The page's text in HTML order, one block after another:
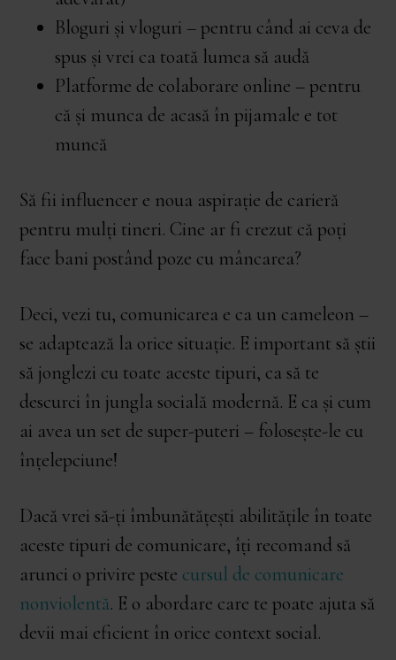
Bloguri și vloguri – pentru când ai ceva de
spus și vrei ca toată lumea să audă
Platforme de colaborare online – pentru
că și munca de acasă în pijamale e tot
muncă
Să fii influencer e noua aspirație de carieră
pentru mulți tineri. Cine ar fi crezut că poți
face bani postând poze cu mâncarea?
Deci, vezi tu, comunicarea e ca un cameleon –
se adaptează la orice situație. E important să știi
să jonglezi cu toate aceste tipuri, ca să te
descurci în jungla socială modernă. E ca și cum
ai avea un set de super-puteri – folosește-le cu
înțelepciune!
Dacă vrei să-ți îmbunătățești abilitățile în toate
aceste tipuri de comunicare, îți recomand să
arunci o privire peste cursul de comunicare
nonviolentă. E o abordare care te poate ajuta să
devii mai eficient în orice context social.